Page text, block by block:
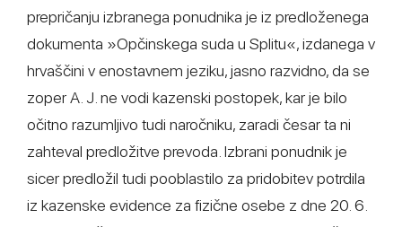
prepričanju izbranega ponudnika je iz predloženega
dokumenta »Opčinskega suda u Splitu«, izdanega v
hrvaščini v enostavnem jeziku, jasno razvidno, da se
zoper A. J. ne vodi kazenski postopek, kar je bilo
očitno razumljivo tudi naročniku, zaradi česar ta ni
zahteval predložitve prevoda. Izbrani ponudnik je
sicer predložil tudi pooblastilo za pridobitev potrdila
iz kazenske evidence za fizične osebe z dne 20. 6.